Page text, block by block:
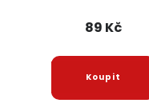
89 Kč